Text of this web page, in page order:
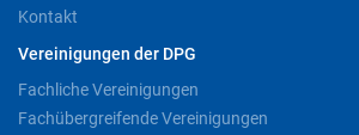
Kontakt
Vereinigungen der DPG
Fachliche Vereinigungen
Fachübergreifende Vereinigungen